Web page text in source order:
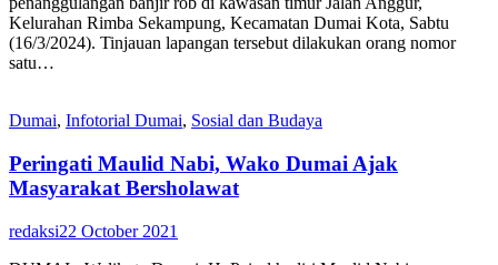
Kelurahan Rimba Sekampung, Kecamatan Dumai Kota, Sabtu
(16/3/2024). Tinjauan lapangan tersebut dilakukan orang nomor
satu…
Dumai, Infotorial Dumai, Sosial dan Budaya
Peringati Maulid Nabi, Wako Dumai Ajak
Masyarakat Bersholawat
redaksi22 October 2021